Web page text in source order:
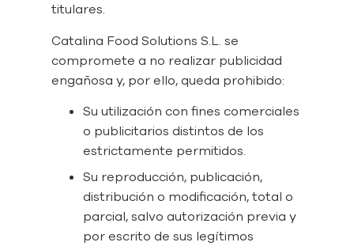
titulares.
Catalina Food Solutions S.L. se
compromete a no realizar publicidad
engañosa y, por ello, queda prohibido:
Su utilización con fines comerciales
o publicitarios distintos de los
estrictamente permitidos.
Su reproducción, publicación,
distribución o modificación, total o
parcial, salvo autorización previa y
por escrito de sus legítimos